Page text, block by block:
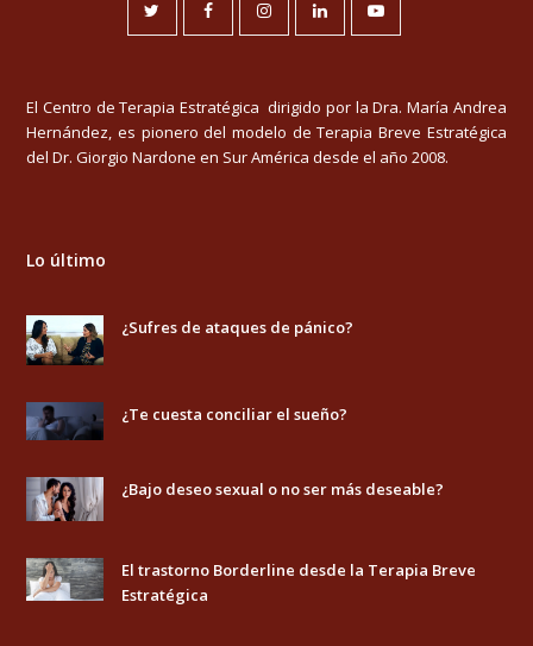
Twitter FacebookInstagramLinkedInYoutube
El Centro de Terapia Estratégica dirigido por la Dra. María Andrea
Hernández, es pionero del modelo de Terapia Breve Estratégica
del Dr. Giorgio Nardone en Sur América desde el año 2008.
Lo último
¿Sufres de ataques de pánico?
¿Te cuesta conciliar el sueño?
¿Bajo deseo sexual o no ser más deseable?
El trastorno Borderline desde la Terapia Breve
Estratégica